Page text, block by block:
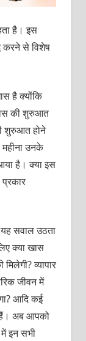
है। इस
करने से विशेष
है क्‍योंकि
की शुरुआत
शुरुआत होने
उनके
है। क्या इस
सवाल उठता
क्या खास
व्यापार
जीवन में
आदि कई
हैं। अब आपको
इन सभी